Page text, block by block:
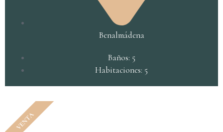
Benalmádena
Baños: 5
Habitaciones: 5
VENTA